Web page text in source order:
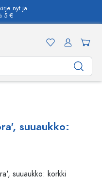
nyt ja
5 €
suuaukko: